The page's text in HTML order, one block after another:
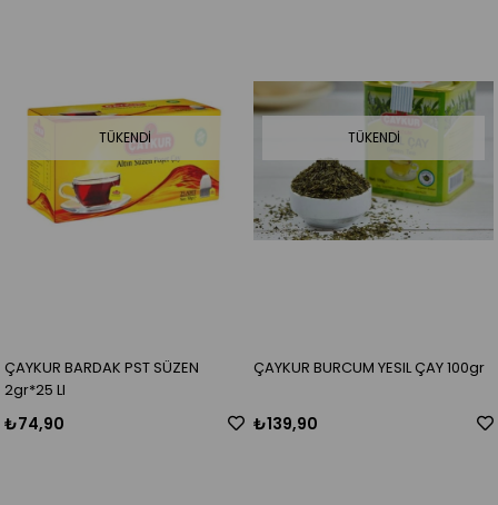
TÜKENDI
ÇAYKUR BARDAK PST SÜZEN
2gr*25 LI
₺74,90
TÜKENDI
ÇAYKUR BURCUM YESIL ÇAY 100gr
₺139,90